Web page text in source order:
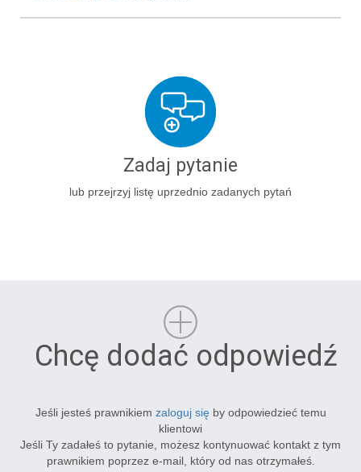
Zadaj pytanie
lub przejrzyj listę uprzednio zadanych pytań
Chcę dodać odpowiedź
Jeśli jesteś prawnikiem zaloguj się by odpowiedzieć temu
klientowi
Jeśli Ty zadałeś to pytanie, możesz kontynuować kontakt z tym
prawnikiem poprzez e-mail, który od nas otrzymałeś.